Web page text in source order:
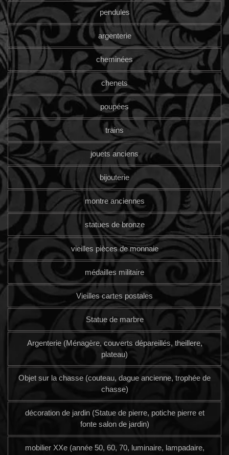
pendules
argenterie
cheminées
chenets
poupées
trains
jouets anciens
bijouterie
montre anciennes
statues de bronze
vieilles pièces de monnaie
médailles militaire
Vieilles cartes postales
Statue de marbre
Argenterie (Ménagère, couverts dépareillés, theillere,
plateau)
Objet sur la chasse (couteau, dague ancienne, trophée de
chasse)
décoration de jardin (Statue de pierre, potiche pierre et
fonte salon de jardin)
mobilier XXe (année 50, 60, 70, luminaire, lampadaire,